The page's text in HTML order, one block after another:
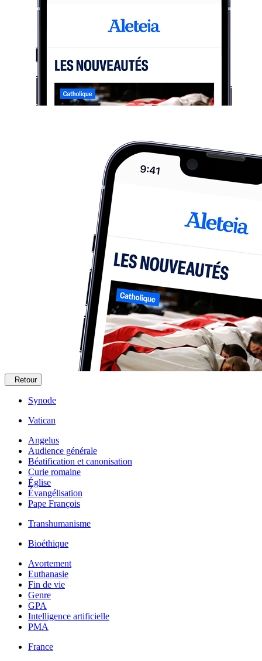
Retour
Synode
Vatican
Angelus
Audience générale
Béatification et canonisation
Curie romaine
Église
Évangélisation
Pape François
Transhumanisme
Bioéthique
Avortement
Euthanasie
Fin de vie
Genre
GPA
Intelligence artificielle
PMA
France